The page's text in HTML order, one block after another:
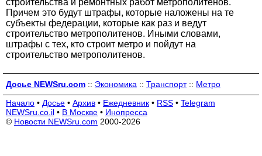
строительства и ремонтных работ метрополитенов.
Причем это будут штрафы, которые наложены на те
субъекты федерации, которые как раз и ведут
строительство метрополитенов. Иными словами,
штрафы с тех, кто строит метро и пойдут на
строительство метрополитенов.
Досье NEWSru.com :: Экономика :: Транспорт:: Метро
Начало • Досье • Архив • Ежедневник • RSS • Telegram
NEWSru.co.il • В Москве • Инопресса
© Новости NEWSru.com 2000-2026